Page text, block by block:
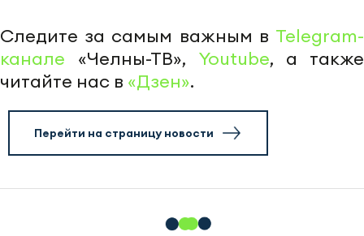
Следите за самым важным в Telegram-
канале «Челны-ТВ», Youtube, а также
читайте нас в «Дзен».
Перейти на страницу новости